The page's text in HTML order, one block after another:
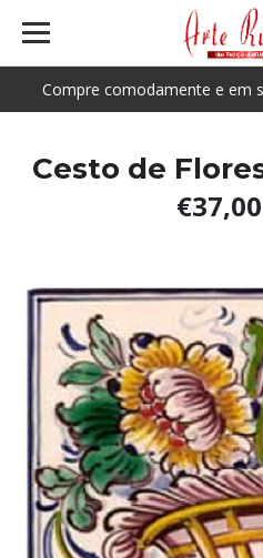
Compre comodamente e em
Cesto de